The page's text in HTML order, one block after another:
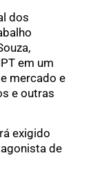
dos
em um
mercado e
e outras
exigido
de